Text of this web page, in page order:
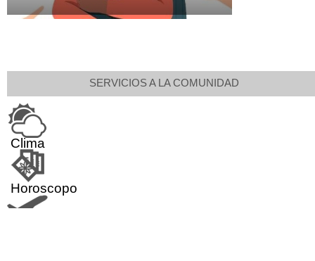
SERVICIOS A LA COMUNIDAD
Clima
Horoscopo